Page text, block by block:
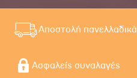
Αποστολή πανελλαδικά
Ασφαλείς συναλαγές